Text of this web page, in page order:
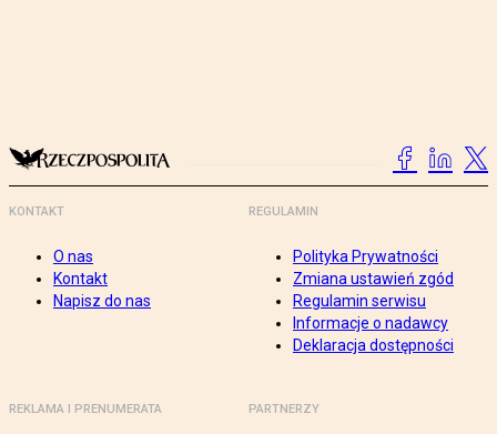
KONTAKT
O nas
Kontakt
Napisz do nas
REGULAMIN
Polityka Prywatności
Zmiana ustawień zgód
Regulamin serwisu
Informacje o nadawcy
Deklaracja dostępności
REKLAMA I PRENUMERATA PARTNERZY